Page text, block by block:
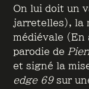
On lui doit un
jarretelles), la
médiévale (En
parodie de
et signé la
edge 69sur